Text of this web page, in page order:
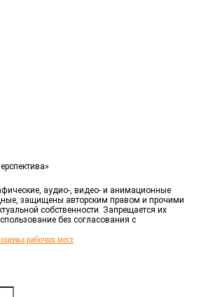
аудио-, видео- и анимационные
защищены авторским правом и прочими
собственности. Запрещается их
без согласования с
рабочих мест